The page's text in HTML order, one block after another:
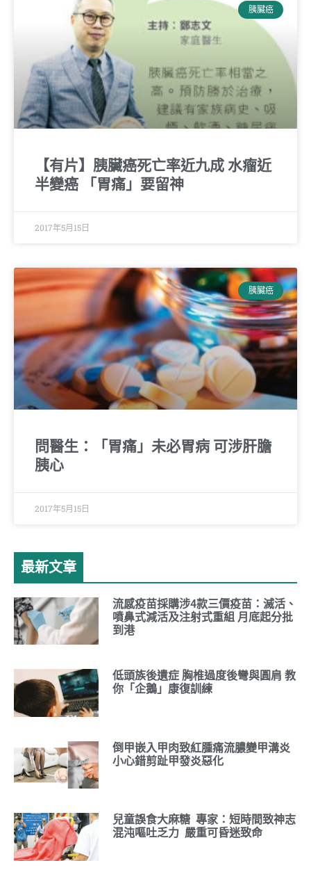
胰臟癌
【有片】胰臟癌死亡率近九成 水瘤近
半變癌 「胃痛」要留神
2017年5月15日
胰臟癌
問醫生：「胃痛」未必胃病 可涉肝膽
胰心
2017年5月15日
最新文章
流感疫苗採購涉4款三價疫苗：滅活、
噴鼻式減活及注射式重組 月底起分批
到港
低頭族後遺症 胸椎過度後彎與圓肩 教
你「企鵝」康復訓練
倒甲嵌入甲肉致紅腫痛流膿變甲溝炎
小心錯剪趾甲發炎惡化
兒童誤食大麻糖 專家：短時間致神志
混沌嘔吐乏力 嚴重可昏迷致命